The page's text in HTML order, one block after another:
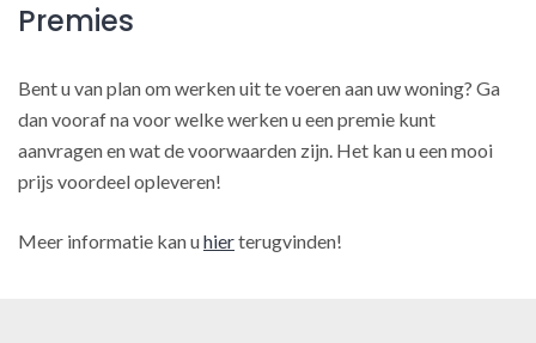
Premies
Bent u van plan om werken uit te voeren aan uw woning? Ga
dan vooraf na voor welke werken u een premie kunt
aanvragen en wat de voorwaarden zijn. Het kan u een mooi
prijs voordeel opleveren!
Meer informatie kan uhierterugvinden!